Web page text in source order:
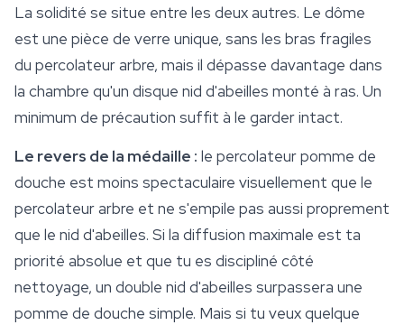
La solidité se situe entre les deux autres. Le dôme
est une pièce de verre unique, sans les bras fragiles
du percolateur arbre, mais il dépasse davantage dans
la chambre qu'un disque nid d'abeilles monté à ras. Un
minimum de précaution suffit à le garder intact.
Le revers de la médaille : le percolateur pomme de
douche est moins spectaculaire visuellement que le
percolateur arbre et ne s'empile pas aussi proprement
que le nid d'abeilles. Si la diffusion maximale est ta
priorité absolue et que tu es discipliné côté
nettoyage, un double nid d'abeilles surpassera une
pomme de douche simple. Mais si tu veux quelque